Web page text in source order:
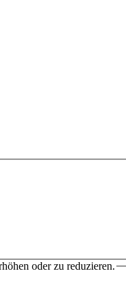
oder zu reduzieren.